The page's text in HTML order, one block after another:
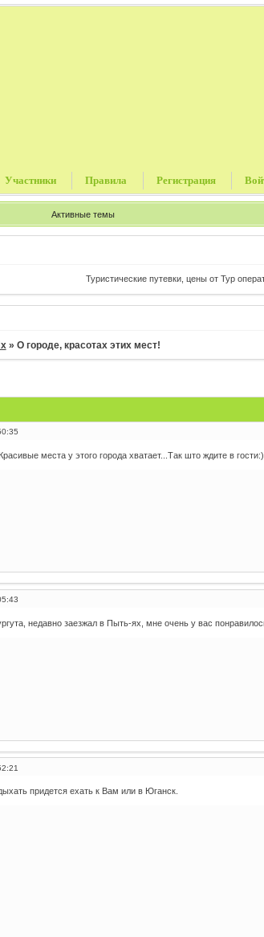
Участники Правила Регистрация
Активные темы
Туристические путевки, цены от Тур операторов,
» О городе, красотах этих мест!
места у этого города хватает...Так што ждите в
недавно заезжал в Пыть-ях, мне очень у вас
придется ехать к Вам или в Юганск.